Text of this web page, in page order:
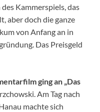
Kammerspiels, das
aber doch die ganze
von Anfang an in
Das Preisgeld
ging an „Das
Am Tag nach
machte sich